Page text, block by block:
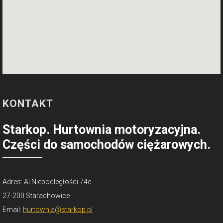
KONTAKT
Starkop. Hurtownia motoryzacyjna.
Części do samochodów ciężarowych.
Adres: Al.Niepodległości 74c
27-200 Starachowice
Email: hurtownia@starkop.pl